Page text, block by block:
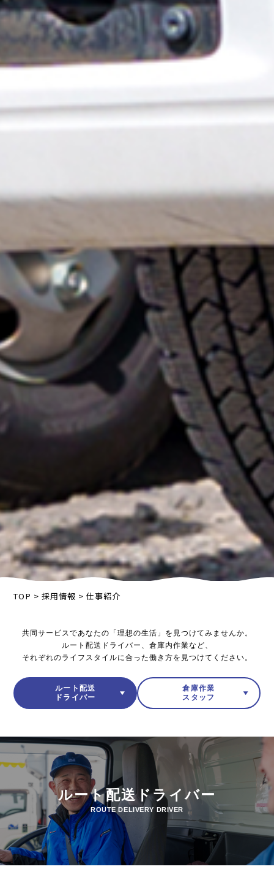
TOP >採用情報 >仕事紹介
共同サービスであなたの「理想の生活」を見つけてみませんか。
ルート配送ドライバー、倉庫内作業など、
それぞれのライフスタイルに合った働き方を見つけてください。
ルート配送
ドライバー
倉庫作業
スタッフ
ルート配送ドライバー
ROUTE DELIVERY DRIVER